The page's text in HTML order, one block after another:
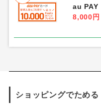
au PAY
8,000円
ショッピングでためる